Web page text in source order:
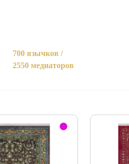
700 язычков /
2550 медиаторов